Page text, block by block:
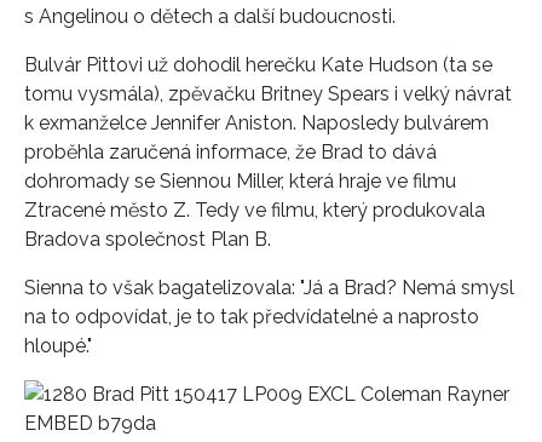
s Angelinou o dětech a další budoucnosti.
Bulvár Pittovi už dohodil herečku Kate Hudson (ta se
tomu vysmála), zpěvačku Britney Spears i velký návrat
k exmanželce Jennifer Aniston. Naposledy bulvárem
proběhla zaručená informace, že Brad to dává
dohromady se Siennou Miller, která hraje ve filmu
Ztracené město Z. Tedy ve filmu, který produkovala
Bradova společnost Plan B.
Sienna to však bagatelizovala: "Já a Brad? Nemá smysl
na to odpovídat, je to tak předvídatelné a naprosto
hloupé."